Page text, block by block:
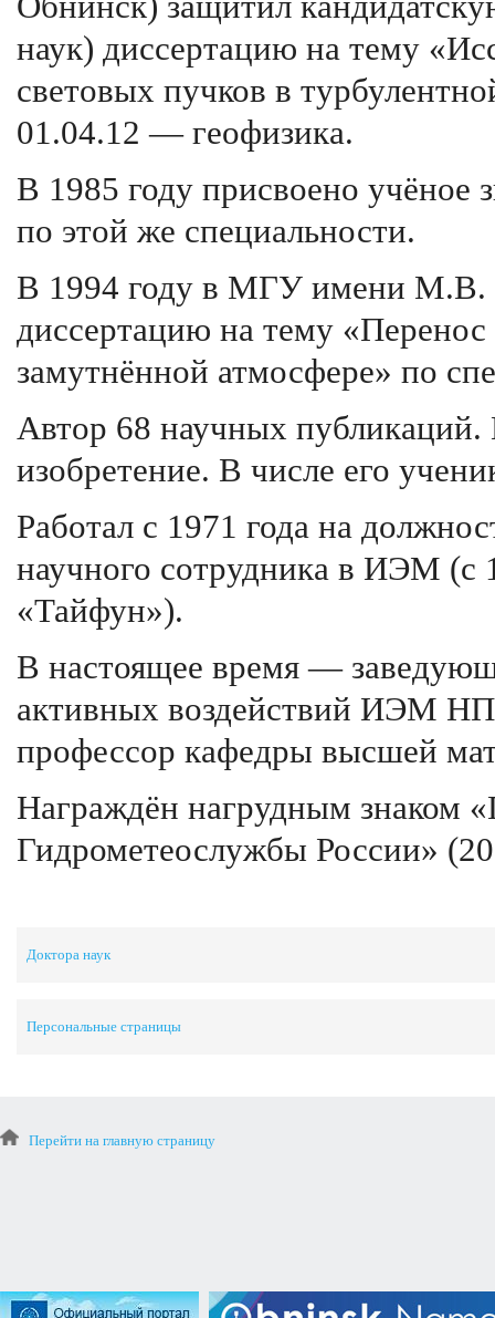
наук) диссертацию на тему
световых пучков в
01.04.12 — геофизика.
В 1985 году присвоено учёное
по этой же специальности.
В 1994 году в МГУ имени М.В.
диссертацию на тему
замутнённой атмосфере» по
Автор 68 научных публикаций.
изобретение. В числе его
Работал с 1971 года на
научного сотрудника в ИЭМ
«Тайфун»).
В настоящее время —
активных воздействий ИЭМ
профессор кафедры высшей
Награждён нагрудным знаком
Гидрометеослужбы России»
Доктора наук
Персональные страницы
Перейти на главную страницу